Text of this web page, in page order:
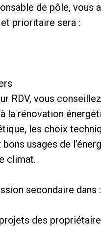
de pôle, vous
prioritaire sera :
RDV, vous
la rénovation
les choix
usages de
climat.
secondaire dans :
des